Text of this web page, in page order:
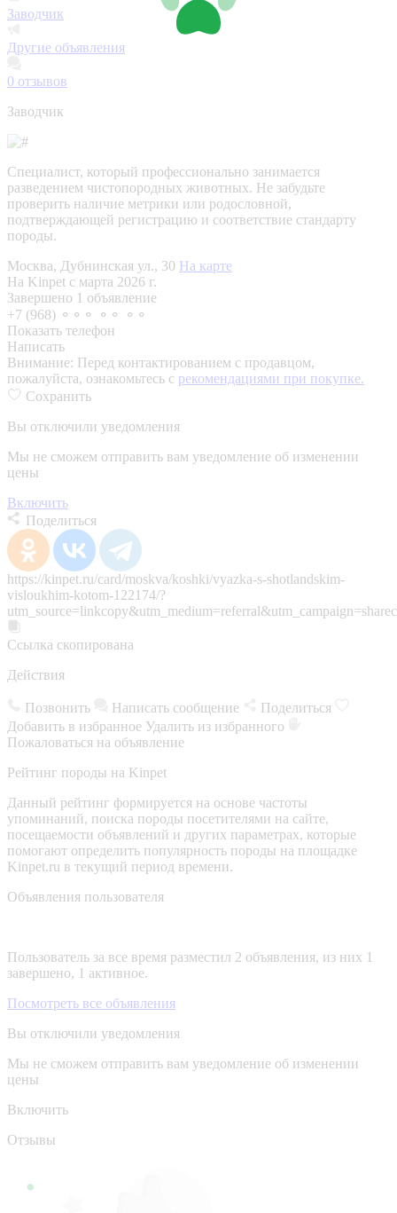
Заводчик
Другие объявления
0 отзывов
Заводчик
Специалист, который профессионально занимается
разведением чистопородных животных. Не забудьте
проверить наличие метрики или родословной,
подтверждающей регистрацию и соответствие стандарту
породы.
Москва, Дубнинская ул., 30 На карте
На Kinpet c марта 2026 г.
Завершено 1 объявление
+7 (968) ⚬⚬⚬ ⚬⚬ ⚬⚬
Показать телефон
Написать
Внимание: Перед контактированием с продавцом,
пожалуйста, ознакомьтесь с рекомендациями при покупке.
Сохранить
Вы отключили уведомления
Мы не сможем отправить вам уведомление об изменении
цены
Включить
Поделиться
https://kinpet.ru/card/moskva/koshki/vyazka-s-shotlandskim-
visloukhim-kotom-122174/?
Ссылка скопирована
Действия
Позвонить Написать сообщение
Поделиться
Добавить в избранное Удалить из избранного
Пожаловаться на объявление
Рейтинг породы на Kinpet
Данный рейтинг формируется на основе частоты
упоминаний, поиска породы посетителями на сайте,
посещаемости объявлений и других параметрах, которые
помогают определить популярность породы на площадке
Kinpet.ru в текущий период времени.
Объявления пользователя
Пользователь за все время разместил 2 объявления, из них 1
завершено, 1 активное.
Посмотреть все объявления
Вы отключили уведомления
Мы не сможем отправить вам уведомление об изменении
цены
Включить
Отзывы